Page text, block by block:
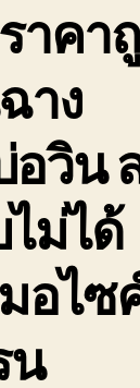
าคา
าง
วิน
ม่ได้
อไซ
น